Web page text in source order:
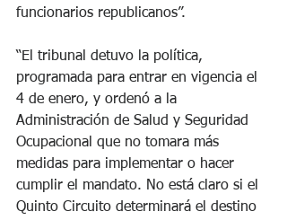
funcionarios republicanos”.
“El tribunal detuvo la política,
programada para entrar en vigencia el
4 de enero, y ordenó a la
Administración de Salud y Seguridad
Ocupacional que no tomara más
medidas para implementar o hacer
cumplir el mandato. No está claro si el
Quinto Circuito determinará el destino